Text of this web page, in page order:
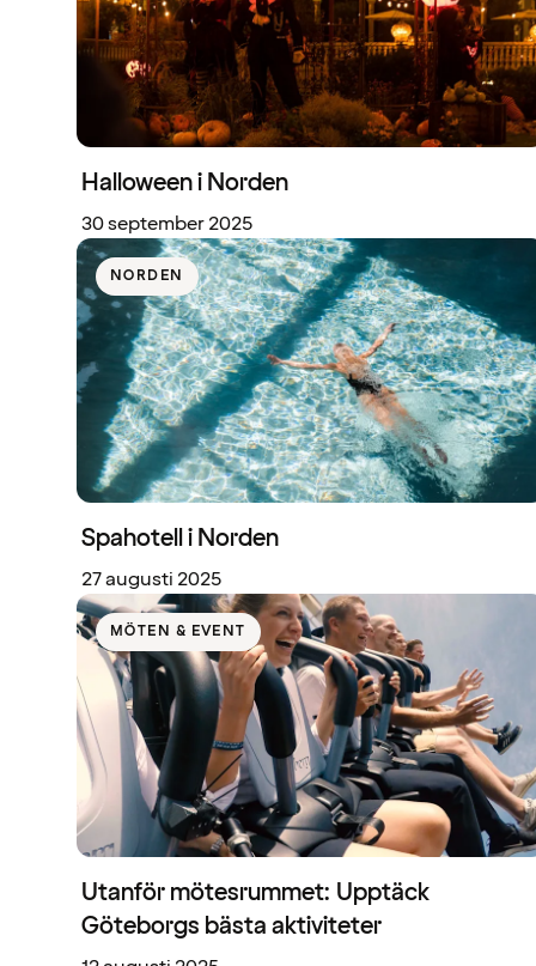
Halloween i Norden
30 september 2025
NORDEN
Spahotell i Norden
27 augusti 2025
MÖTEN & EVENT
Utanför mötesrummet: Upptäck
Göteborgs bästa aktiviteter